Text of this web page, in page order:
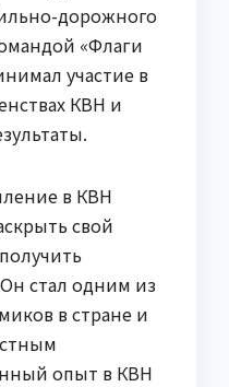
дорожного
«Флаги
участие в
КВН и
в КВН
свой
стал одним из
в стране и
опыт в КВН